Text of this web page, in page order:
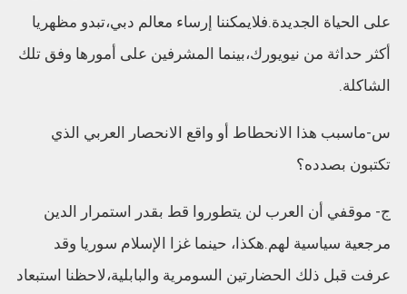
على الحياة الجديدة.فلايمكننا إرساء معالم دبي،تبدو مظهريا
أكثر حداثة من نيويورك،بينما المشرفين على أمورها وفق تلك
الشاكلة.
س-ماسبب هذا الانحطاط أو واقع الانحصار العربي الذي
تكتبون بصدده؟
ج- موقفي أن العرب لن يتطوروا قط بقدر استمرار الدين
مرجعية سياسية لهم.هكذا، حينما غزا الإسلام سوريا وقد
عرفت قبل ذلك الحضارتين السومرية والبابلية،لاحظنا استبعاد